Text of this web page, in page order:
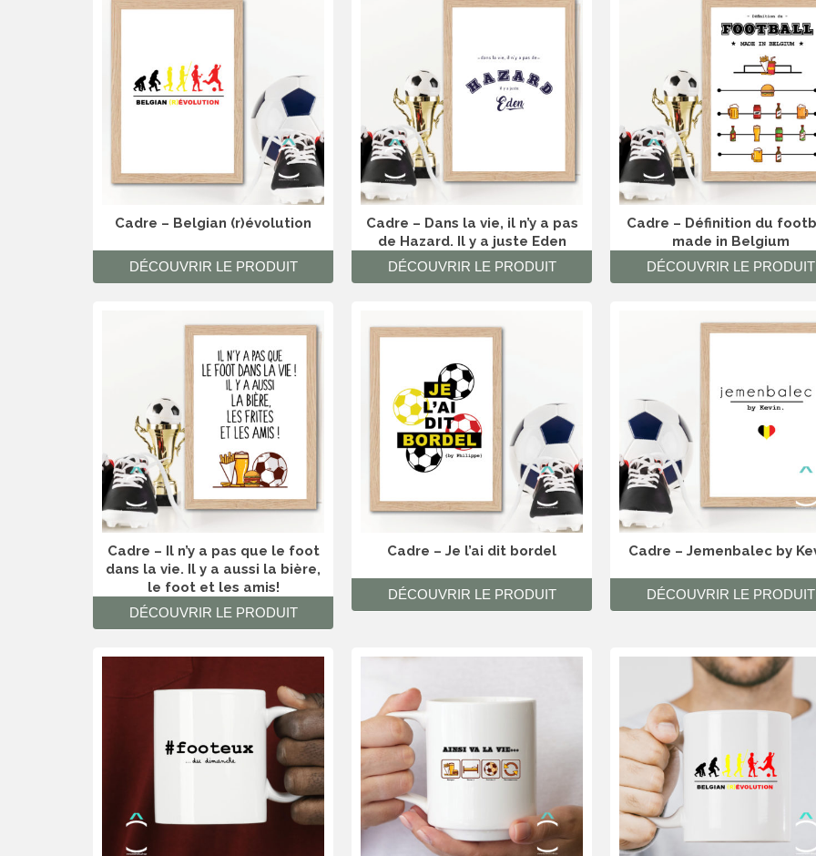
Cadre – Belgian (r)évolution
DÉCOUVRIR LE PRODUIT
Cadre – Dans la vie, il n’y a pas
de Hazard. Il y a juste Eden
DÉCOUVRIR LE PRODUIT
Cadre – Définition du
made in Belgium
DÉCOUVRIR LE PRODUIT
Cadre – Il n’y a pas que le foot
dans la vie. Il y a aussi la bière,
le foot et les amis!
DÉCOUVRIR LE PRODUIT
Cadre – Je l’ai dit bordel
DÉCOUVRIR LE PRODUIT
Cadre – Jemenbalec by
DÉCOUVRIR LE PRODUIT